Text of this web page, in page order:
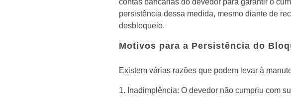
contas bancárias do devedor para garantir o
persistência dessa medida, mesmo diante de
desbloqueio.
Motivos para a Persistência do
Existem várias razões que podem levar à
1. Inadimplência: O devedor não cumpriu com